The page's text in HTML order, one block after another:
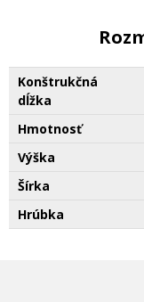
Konštrukčná
dĺžka
Hmotnosť
Výška
Šírka
Hrúbka